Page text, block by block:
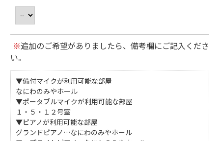
※追加のご希望がありましたら、備考欄にご記入くださ
い。
▼備付マイクが利用可能な部屋
なにわのみやホール
▼ポータブルマイクが利用可能な部屋
１・５・１２号室
▼ピアノが利用可能な部屋
グランドピアノ…なにわのみやホール